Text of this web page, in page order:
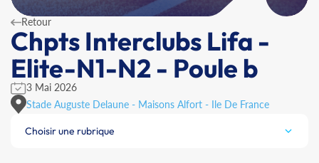
Retour
Chpts Interclubs Lifa -
Elite-N1-N2 - Poule b
3 Mai 2026
Stade Auguste Delaune - Maisons Alfort - Ile De France
Choisir une rubrique